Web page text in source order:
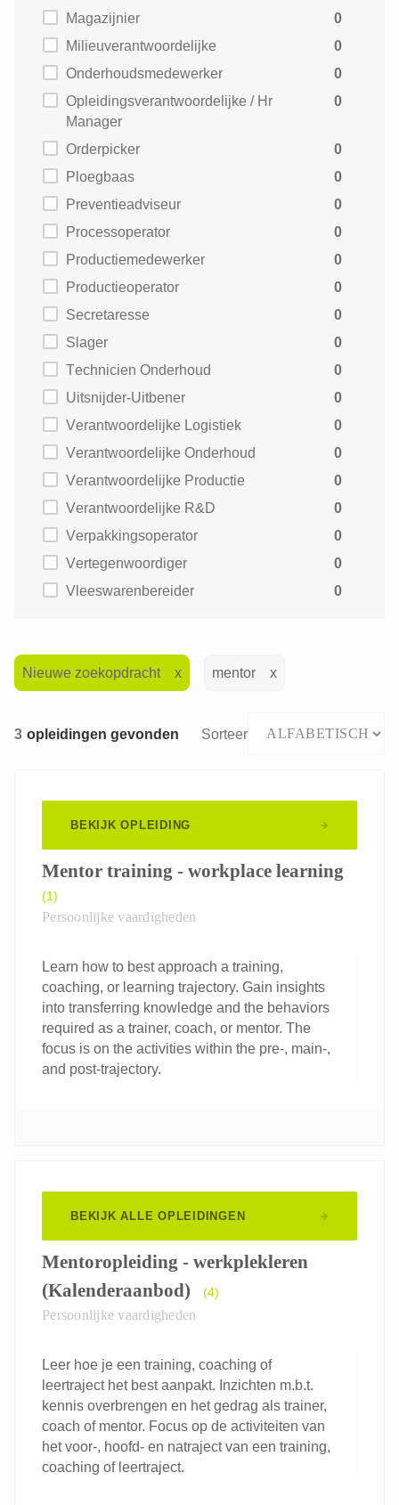
Magazijnier
0
Milieuverantwoordelijke
0
Onderhoudsmedewerker
0
Opleidingsverantwoordelijke / Hr
Manager
0
Orderpicker
0
Ploegbaas
0
Preventieadviseur
0
Processoperator
0
Productiemedewerker
0
Productieoperator
0
Secretaresse
0
Slager
0
Technicien Onderhoud
0
Uitsnijder-Uitbener
0
Verantwoordelijke Logistiek
0
Verantwoordelijke Onderhoud
0
Verantwoordelijke Productie
0
Verantwoordelijke R&D
0
Verpakkingsoperator
0
Vertegenwoordiger
0
Vleeswarenbereider
0
Nieuwe zoekopdracht mentor
3 opleidingen gevonden Sorteer
BEKIJK OPLEIDING
Mentor training - workplace learning
(1)
Persoonlijke vaardigheden
Learn how to best approach a training,
coaching, or learning trajectory. Gain insights
into transferring knowledge and the behaviors
required as a trainer, coach, or mentor. The
focus is on the activities within the pre-, main-,
and post-trajectory.
BEKIJK ALLE OPLEIDINGEN
Mentoropleiding - werkplekleren
(Kalenderaanbod)
(4)
Persoonlijke vaardigheden
Leer hoe je een training, coaching of
leertraject het best aanpakt. Inzichten m.b.t.
kennis overbrengen en het gedrag als trainer,
coach of mentor. Focus op de activiteiten van
het voor-, hoofd- en natraject van een training,
coaching of leertraject.